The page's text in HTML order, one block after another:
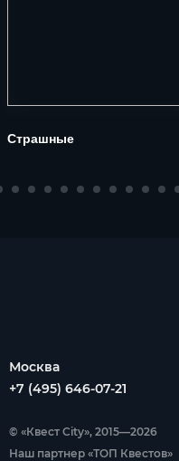
Страшные
Москва
+7 (495) 646-07-21
© «Квест City», 2015—2026
Наш партнер «ТОП Квестов»